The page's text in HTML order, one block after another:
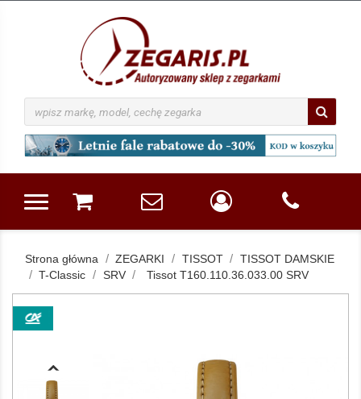
Strona główna ZEGARKI TISSOT
TISSOT DAMSKIE
T-Classic
SRV Tissot T160.110.36.033.00 SRV